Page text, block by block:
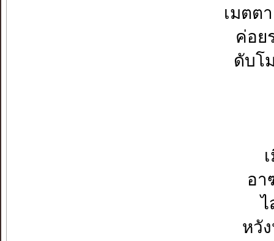
เมตต
ค่อย
ดับโ
อา
ไ
หวั